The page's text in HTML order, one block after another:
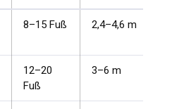
8–15 Fuß 2,4–4,6 m
12–20
Fuß
3–6 m